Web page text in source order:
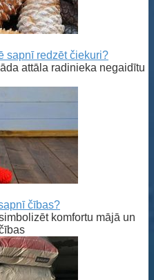
sapnī redzēt čiekuri?
attāla radinieka negaidītu
čības?
komfortu mājā un